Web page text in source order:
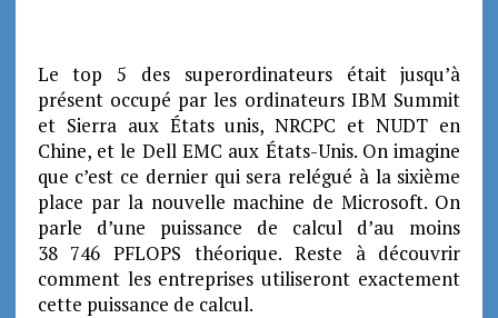
Le top 5 des superordinateurs était jusqu’à
présent occupé par les ordinateurs IBM Summit
et Sierra aux États unis, NRCPC et NUDT en
Chine, et le Dell EMC aux États-Unis. On imagine
que c’est ce dernier qui sera relégué à la sixième
place par la nouvelle machine de Microsoft. On
parle d’une puissance de calcul d’au moins
38 746 PFLOPS théorique. Reste à découvrir
comment les entreprises utiliseront exactement
cette puissance de calcul.